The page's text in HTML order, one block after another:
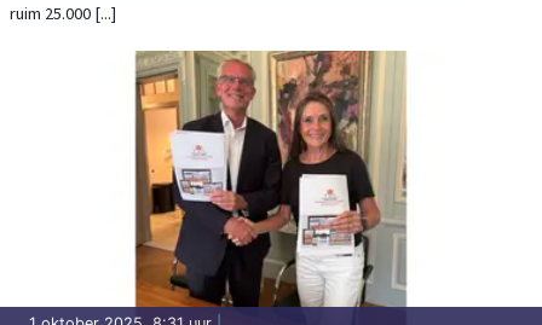
ruim 25.000 [...]